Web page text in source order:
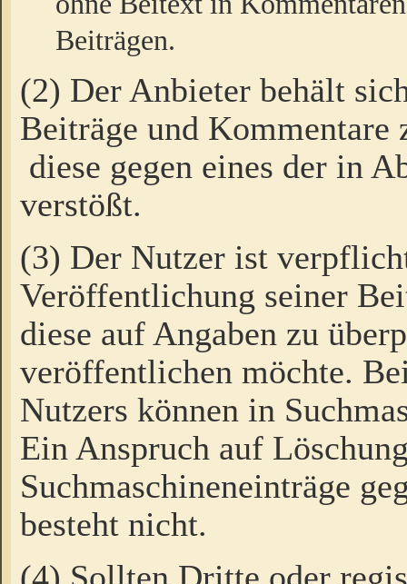
Beiträgen.
(2) Der Anbieter behält
Beiträge und Kommentare
diese gegen eines der in
verstößt.
(3) Der Nutzer ist
Veröffentlichung seiner
diese auf Angaben zu
veröffentlichen möchte.
Nutzers können in
Ein Anspruch auf
Suchmaschineneinträge
besteht nicht.
(4) Sollten Dritte oder